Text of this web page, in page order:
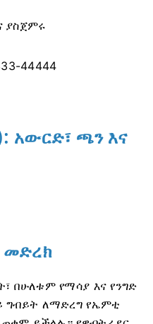
ያስጀምሩ
44444
አውርድ፣ ጫን እና
መድረክ
በሁለቱም የማሳያ እና የንግድ
ግብይት ለማድረግ የኤምቲ